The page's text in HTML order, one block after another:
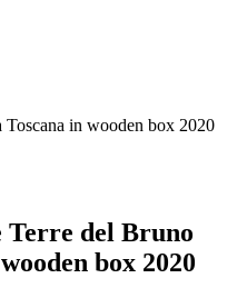
in wooden box 2020
Terre del Bruno
box 2020